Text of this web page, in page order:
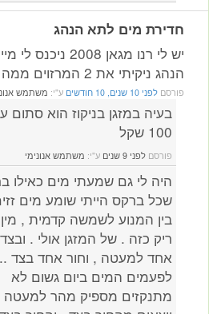
חדירת מים לתא הנהג
יש לי רנו מגאן
הנהג ניקיתי את 2 המרזוים ממה זה יכול להיות
פורסם לפני 10 שנים, 10 חודשים ע"י: משתמש
בעיה במזגן בניקוז הוא סתום
100 שקל
פורסם לפני 9 שנים ע"י: משתמש אנונימי
היה לי גם שמעתי מים כאילו
שכל ברקס הייתי שומע מים
בין המנוע לשמשה קדמית , מין
ריק כזה . של המזגן אולי .
אחד למעטה , וחור אחד בצד ..
לפעמים המים ביום גשום לא
מתנקזים מספיק מהר למעטה